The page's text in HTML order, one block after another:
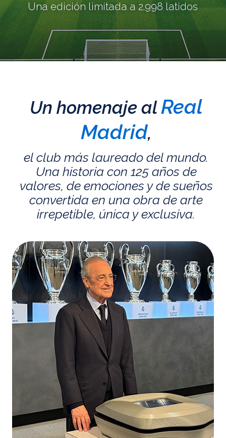
Una edición limitada a 2.998 latidos
Un homenaje alReal
Madrid,
el club más laureado del mundo.
Una historia con 125 años de
valores, de emociones y de sueños
convertida en una obra de arte
irrepetible, única y exclusiva.